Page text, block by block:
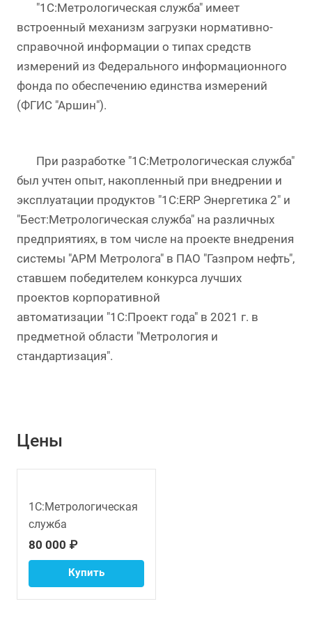
"1С:Метрологическая служба" имеет
встроенный механизм загрузки нормативно-
справочной информации о типах средств
измерений из Федерального информационного
фонда по обеспечению единства измерений
(ФГИС "Аршин").
При разработке "1С:Метрологическая служба"
был учтен опыт, накопленный при внедрении и
эксплуатации продуктов "1С:ERP Энергетика 2" и
"Бест:Метрологическая служба" на различных
предприятиях, в том числе на проекте внедрения
системы "АРМ Метролога" в ПАО "Газпром нефть",
ставшем победителем конкурса лучших
проектов корпоративной
автоматизации "1С:Проект года" в 2021 г. в
предметной области "Метрология и
стандартизация".
Цены
1С:Метрологическая
служба
80 000 ₽
Купить